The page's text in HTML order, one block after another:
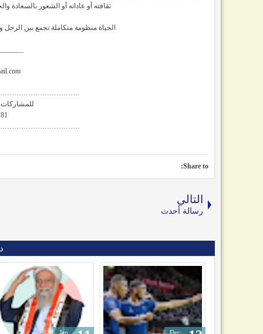
ثقافته أو عاداته أو الشعور بالسعادة
الحياة منظومة متكاملة تجمع بين الرجل
للمشاركات
Share to:
التالي
رسالة أحدث
Feb
Jan